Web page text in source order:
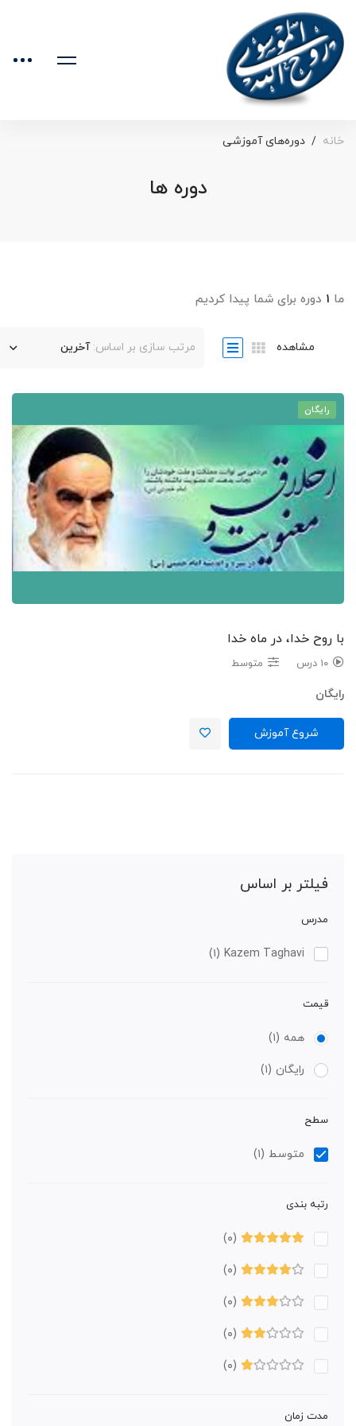
خانه دوره‌های آموزشی
دوره ها
فیلتر بر اساس
مدرس
Kazem Taghavi (۱)
قیمت
همه (۱)
رایگان (۱)
سطح
متوسط (۱)
رتبه بندی
(۰)
(۰)
(۰)
(۰)
(۰)
مدت زمان
ما ۱ دوره برای شما پیدا کردیم
مشاهده مرتب سازی بر اساس: آخرین
رایگان
با روح خدا، در ماه خدا
۱۰ درس متوسط
رایگان
شروع آموزش